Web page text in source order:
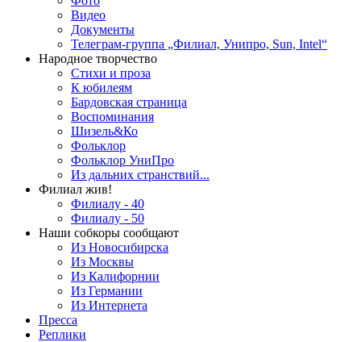
Видео
Документы
Телеграм-группа „Филиал, Унипро, Sun, Intel“
Народное творчество
Стихи и проза
К юбилеям
Бардовская страница
Воспоминания
Шизель&Ко
Фольклор
Фольклор УниПро
Из дальних странствий...
Филиал жив!
Филиалу - 40
Филиалу - 50
Наши собкоры сообщают
Из Новосибирска
Из Москвы
Из Калифорнии
Из Германии
Из Интернета
Пресса
Реплики